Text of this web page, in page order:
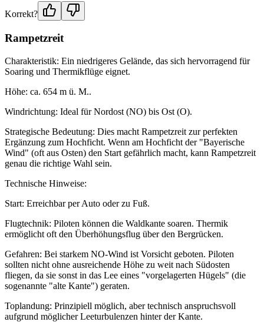
Korrekt?
Rampetzreit
Charakteristik: Ein niedrigeres Gelände, das sich hervorragend für
Soaring und Thermikflüge eignet.
Höhe: ca. 654 m ü. M..
Windrichtung: Ideal für Nordost (NO) bis Ost (O).
Strategische Bedeutung: Dies macht Rampetzreit zur perfekten
Ergänzung zum Hochficht. Wenn am Hochficht der "Bayerische
Wind" (oft aus Osten) den Start gefährlich macht, kann Rampetzreit
genau die richtige Wahl sein.
Technische Hinweise:
Start: Erreichbar per Auto oder zu Fuß.
Flugtechnik: Piloten können die Waldkante soaren. Thermik
ermöglicht oft den Überhöhungsflug über den Bergrücken.
Gefahren: Bei starkem NO-Wind ist Vorsicht geboten. Piloten
sollten nicht ohne ausreichende Höhe zu weit nach Südosten
fliegen, da sie sonst in das Lee eines "vorgelagerten Hügels" (die
sogenannte "alte Kante") geraten.
Toplandung: Prinzipiell möglich, aber technisch anspruchsvoll
aufgrund möglicher Leeturbulenzen hinter der Kante.